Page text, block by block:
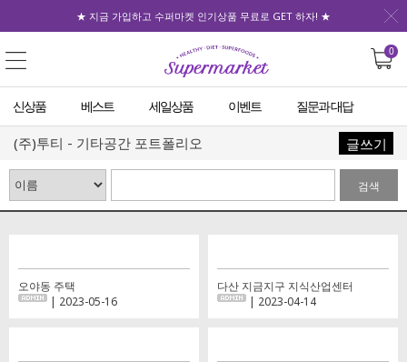
★ 지금 가입하고 수퍼마켓 인기상품 무료로 GET 하자! ★
0
신상품 베스트 세일상품 이벤트 질문과 대답
(주)투티 - 기타공간 포트폴리오 글쓰기
검색
오야동 주택
| 2023-05-16
다산 지금지구 지식산업센터
| 2023-04-14